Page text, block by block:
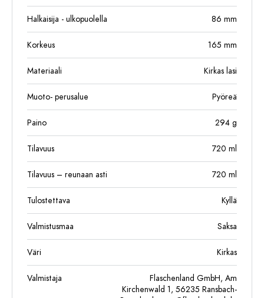
Halkaisija - ulkopuolella 86 mm
Korkeus 165 mm
Materiaali Kirkas lasi
Muoto- perusalue Pyöreä
Paino 294 g
Tilavuus 720 ml
Tilavuus – reunaan asti 720 ml
Tulostettava Kyllä
Valmistusmaa Saksa
Väri Kirkas
Valmistaja
Flaschenland GmbH, Am
Kirchenwald 1, 56235 Ransbach-